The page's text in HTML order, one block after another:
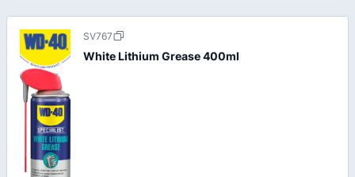
SV767
White Lithium Grease 400ml